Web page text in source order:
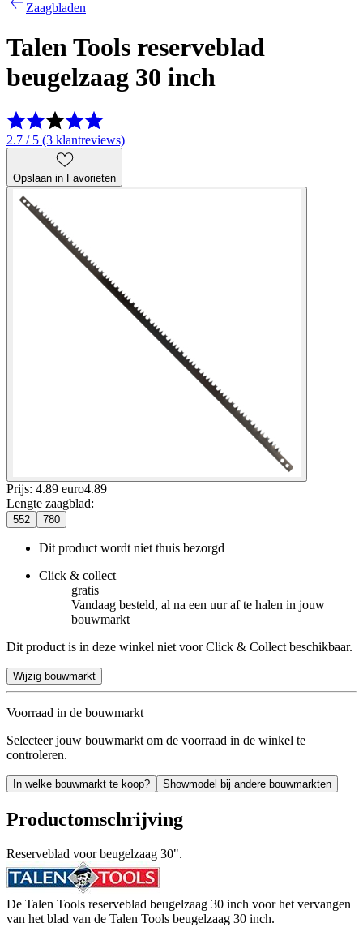
Zaagbladen
Talen Tools reserveblad
beugelzaag 30 inch
2.7 / 5 (3 klantreviews)
Opslaan in Favorieten
Prijs: 4.89 euro4.89
Lengte zaagblad:
552 780
Dit product wordt niet thuis bezorgd
Click & collect
gratis
Vandaag besteld, al na een uur af te halen in jouw
bouwmarkt
Dit product is in deze winkel niet voor Click & Collect beschikbaar.
Wijzig bouwmarkt
Voorraad in de bouwmarkt
Selecteer jouw bouwmarkt om de voorraad in de winkel te
controleren.
In welke bouwmarkt te koop? Showmodel bij andere bouwmarkten
Productomschrijving
Reserveblad voor beugelzaag 30".
De Talen Tools reserveblad beugelzaag 30 inch voor het vervangen
van het blad van de Talen Tools beugelzaag 30 inch.